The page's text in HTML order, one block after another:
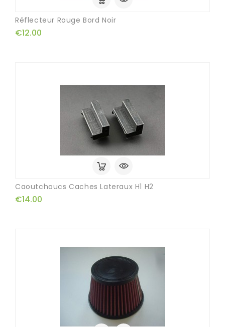
Réflecteur Rouge Bord Noir
€12.00
Caoutchoucs Caches Lateraux H1 H2
€14.00